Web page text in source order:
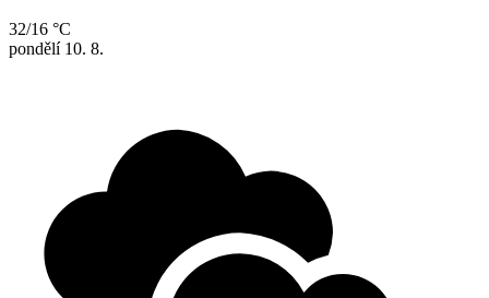
32/16 °C
pondělí 10. 8.